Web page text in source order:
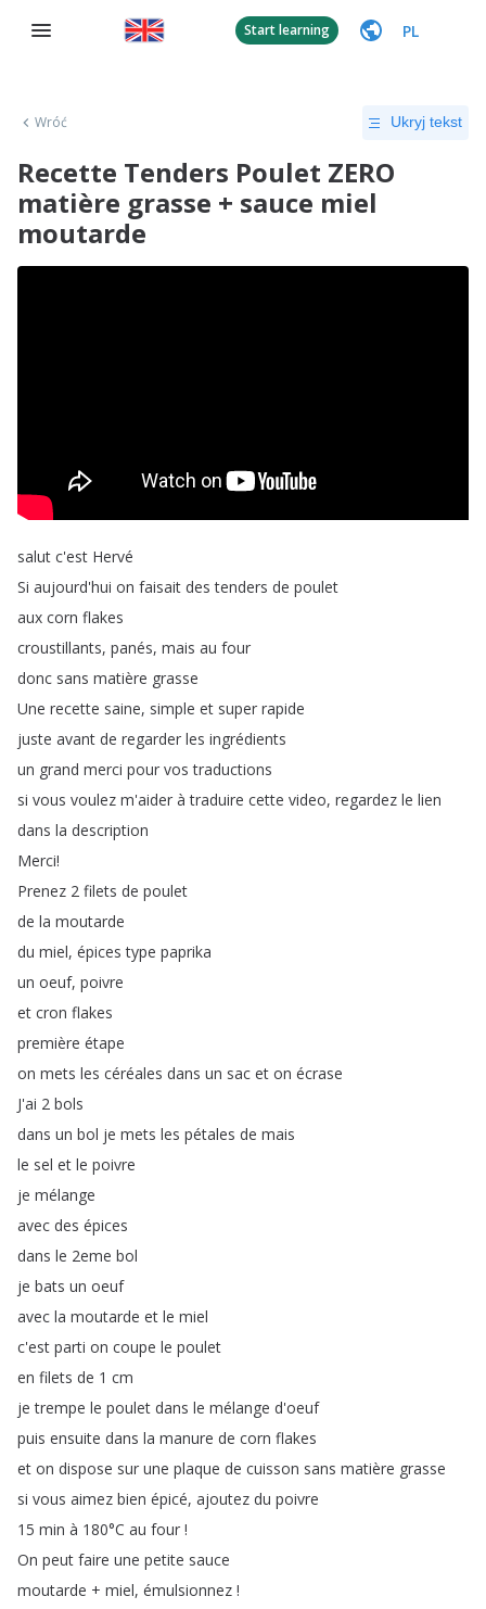
Start learning PL
Wróć Ukryj tekst
Recette Tenders Poulet ZERO
matière grasse + sauce miel
moutarde
salut c'est Hervé
Si aujourd'hui on faisait des tenders de poulet
aux corn flakes
croustillants, panés, mais au four
donc sans matière grasse
Une recette saine, simple et super rapide
juste avant de regarder les ingrédients
un grand merci pour vos traductions
si vous voulez m'aider à traduire cette video, regardez le lien
dans la description
Merci!
Prenez 2 filets de poulet
de la moutarde
du miel, épices type paprika
un oeuf, poivre
et cron flakes
première étape
on mets les céréales dans un sac et on écrase
J'ai 2 bols
dans un bol je mets les pétales de mais
le sel et le poivre
je mélange
avec des épices
dans le 2eme bol
je bats un oeuf
avec la moutarde et le miel
c'est parti on coupe le poulet
en filets de 1 cm
je trempe le poulet dans le mélange d'oeuf
puis ensuite dans la manure de corn flakes
et on dispose sur une plaque de cuisson sans matière grasse
si vous aimez bien épicé, ajoutez du poivre
15 min à 180°C au four !
On peut faire une petite sauce
moutarde + miel, émulsionnez !